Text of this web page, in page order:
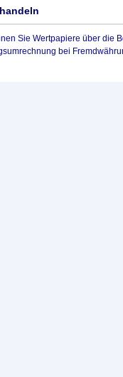
Sie Wertpapiere über die
bei